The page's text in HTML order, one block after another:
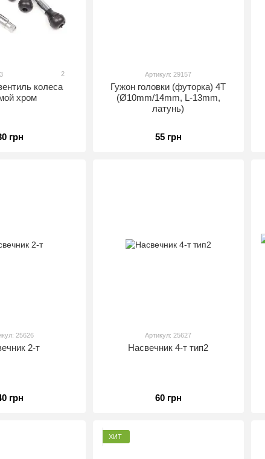
2
колеса
хром
грн
Артикул: 29157
Гужон головки (футорка) 4T
(Ø10mm/14mm, L-13mm,
латунь)
55 грн
25626
2-т
грн
Артикул: 25627
Насвечник 4-т тип2
60 грн
ХИТ